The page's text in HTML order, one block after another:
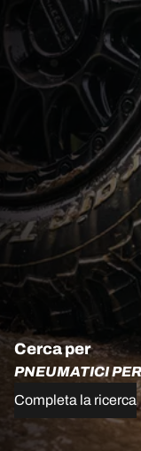
Cerca per
PNEUMATICI
Completa la ricerca